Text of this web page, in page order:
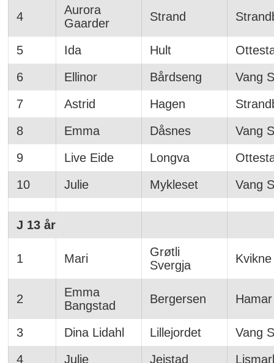
4
Aurora
Gaarder
Strand
5 Ida Hult
6
Ellinor Bårdseng
Vang
7
Astrid Hagen
8
Emma Dåsnes
Vang
9
Live Eide Longva
10
Julie Mykleset Vang
J 13 år
1 Mari
Grøtli
Svergja
2
Emma
Bangstad
Bergersen
3 Dina Lidahl Lillejordet
Vang
4
Julie Jeistad